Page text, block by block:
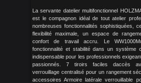
La servante datelier multifonctionnel
est le compagnon idéal de tout atelier
nombreuses fonctionnalités sophistiquées,
flexibilité maximale, un espace de
confort de travail accru. Le
fonctionnalité et stabilité dans un système
indispensable pour les professionnels
passionnés. 7 tiroirs faciles daccès
verrouillage centralisé pour un rangement
accessoires Armoire latérale verrouillable